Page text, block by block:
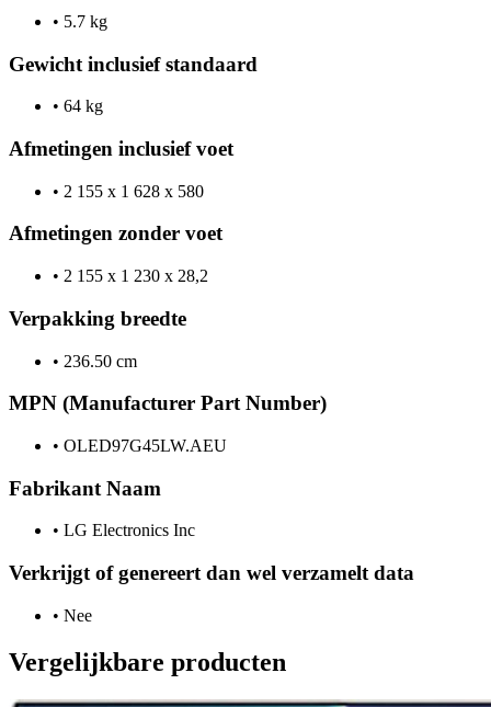
• 5.7 kg
Gewicht inclusief standaard
• 64 kg
Afmetingen inclusief voet
• 2 155 x 1 628 x 580
Afmetingen zonder voet
• 2 155 x 1 230 x 28,2
Verpakking breedte
• 236.50 cm
MPN (Manufacturer Part Number)
• OLED97G45LW.AEU
Fabrikant Naam
• LG Electronics Inc
Verkrijgt of genereert dan wel verzamelt data
• Nee
Vergelijkbare producten